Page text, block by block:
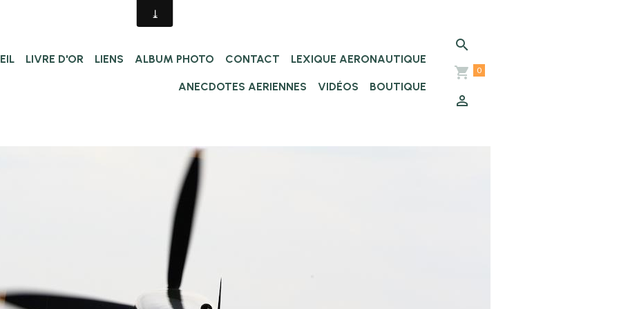
LIVRE D'OR LIENS ALBUM PHOTO CONTACT LEXIQUE AERONAUTIQUE
ANECDOTES AERIENNES VIDÉOS BOUTIQUE
0